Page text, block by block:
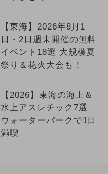
【東海】2026年8月1
日・2日週末開催の無料
イベント18選 大規模夏
祭り＆花火大会も！
【2026】東海の海上＆
水上アスレチック7選
ウォーターパークで1日
満喫